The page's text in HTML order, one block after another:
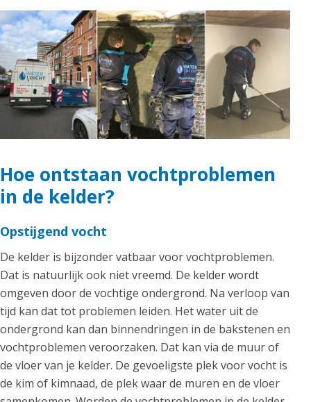
Hoe ontstaan vochtproblemen
in de kelder?
Opstijgend vocht
De kelder is bijzonder vatbaar voor vochtproblemen.
Dat is natuurlijk ook niet vreemd. De kelder wordt
omgeven door de vochtige ondergrond. Na verloop van
tijd kan dat tot problemen leiden. Het water uit de
ondergrond kan dan binnendringen in de bakstenen en
vochtproblemen veroorzaken. Dat kan via de muur of
de vloer van je kelder. De gevoeligste plek voor vocht is
de kim of kimnaad, de plek waar de muren en de vloer